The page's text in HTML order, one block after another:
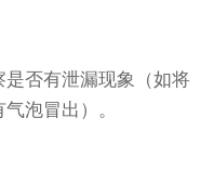
否有泄漏现象（如将
泡冒出）。